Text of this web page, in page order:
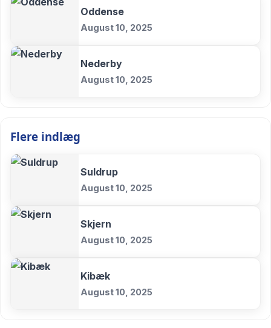
Oddense
August 10, 2025
Nederby
August 10, 2025
Flere indlæg
Suldrup
August 10, 2025
Skjern
August 10, 2025
Kibæk
August 10, 2025